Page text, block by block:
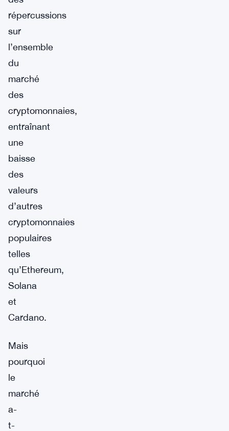
répercussions
sur
l’ensemble
du
marché
des
cryptomonnaies,
entraînant
une
baisse
des
valeurs
d’autres
cryptomonnaies
populaires
telles
qu’Ethereum,
Solana
et
Cardano.
Mais
pourquoi
le
marché
a-
t-